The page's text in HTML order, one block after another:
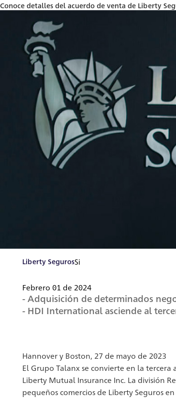
Conoce detalles del acuerdo de venta de Liberty
Liberty SegurosSi
Febrero 01 de 2024
- Adquisición de determinados
- HDI International asciende al
Hannover y Boston, 27 de mayo de 2023
El Grupo Talanx se convierte en la
Liberty Mutual Insurance Inc. La división
pequeños comercios de Liberty Seguros